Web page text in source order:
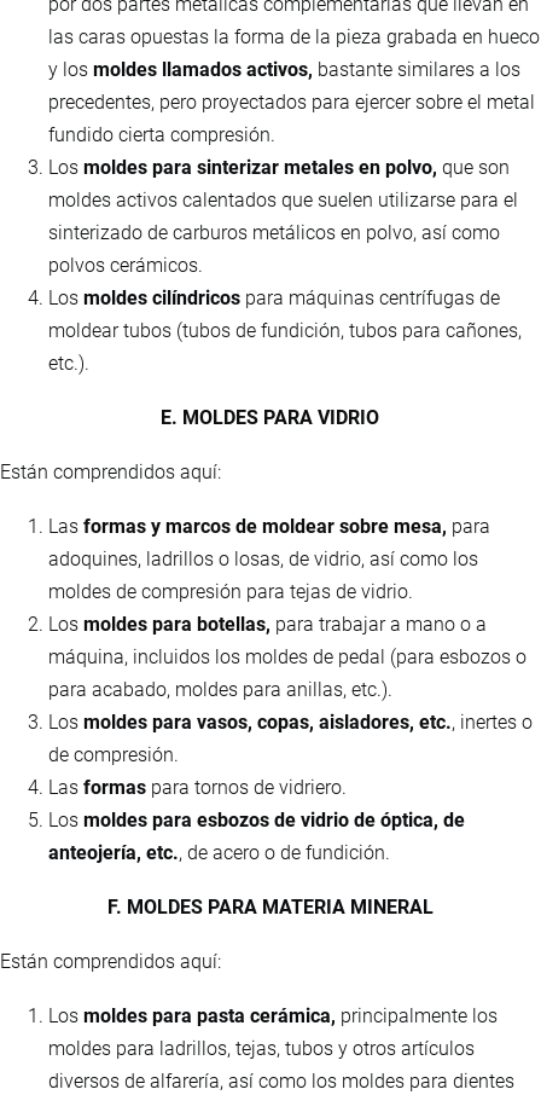
por dos partes metálicas complementarias que llevan en
las caras opuestas la forma de la pieza grabada en hueco
y los moldes llamados activos, bastante similares a los
precedentes, pero proyectados para ejercer sobre el metal
fundido cierta compresión.
Los moldes para sinterizar metales en polvo, que son
moldes activos calentados que suelen utilizarse para el
sinterizado de carburos metálicos en polvo, así como
polvos cerámicos.
Los moldes cilíndricos para máquinas centrífugas de
moldear tubos (tubos de fundición, tubos para cañones,
etc.).
E. MOLDES PARA VIDRIO
Están comprendidos aquí:
Las formas y marcos de moldear sobre mesa, para
adoquines, ladrillos o losas, de vidrio, así como los
moldes de compresión para tejas de vidrio.
Los moldes para botellas, para trabajar a mano o a
máquina, incluidos los moldes de pedal (para esbozos o
para acabado, moldes para anillas, etc.).
Los moldes para vasos, copas, aisladores, etc., inertes o
de compresión.
Las formas para tornos de vidriero.
Los moldes para esbozos de vidrio de óptica, de
anteojería, etc., de acero o de fundición.
F. MOLDES PARA MATERIA MINERAL
Están comprendidos aquí:
Los moldes para pasta cerámica, principalmente los
moldes para ladrillos, tejas, tubos y otros artículos
diversos de alfarería, así como los moldes para dientes